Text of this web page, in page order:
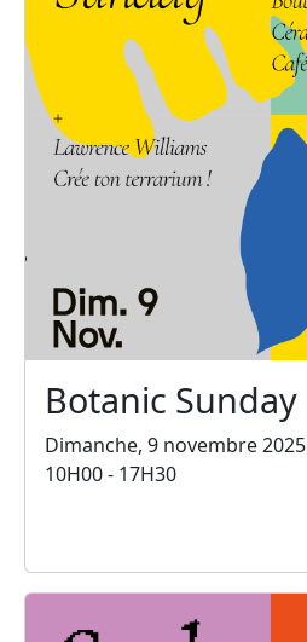
Botanic Sunday
Dimanche, 9 novembre 2025
10H00 - 17H30